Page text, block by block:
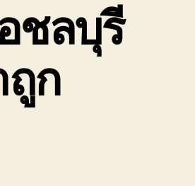
ชลบุรี
ก